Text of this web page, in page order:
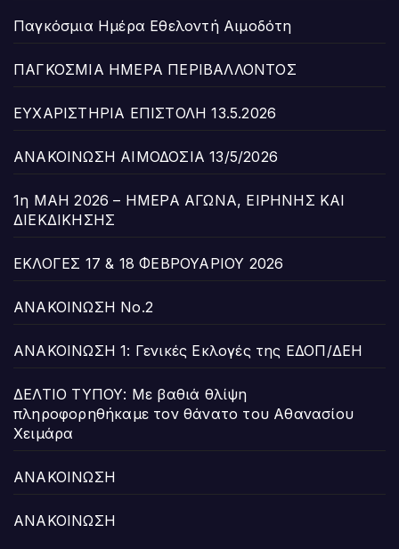
Παγκόσμια Ημέρα Εθελοντή Αιμοδότη
ΠΑΓΚΟΣΜΙΑ ΗΜΕΡΑ ΠΕΡΙΒΑΛΛΟΝΤΟΣ
ΕΥΧΑΡΙΣΤΗΡΙΑ ΕΠΙΣΤΟΛΗ 13.5.2026
ΑΝΑΚΟΙΝΩΣΗ ΑΙΜΟΔΟΣΙΑ 13/5/2026
1η ΜΑΗ 2026 – ΗΜΕΡΑ ΑΓΩΝΑ, ΕΙΡΗΝΗΣ ΚΑΙ
ΔΙΕΚΔΙΚΗΣΗΣ
ΕΚΛΟΓΕΣ 17 & 18 ΦΕΒΡΟΥΑΡΙΟΥ 2026
ΑΝΑΚΟΙΝΩΣΗ Νο.2
ΑΝΑΚΟΙΝΩΣΗ 1: Γενικές Εκλογές της ΕΔΟΠ/ΔΕΗ
ΔΕΛΤΙΟ ΤΥΠΟΥ: Με βαθιά θλίψη
πληροφορηθήκαμε τον θάνατο του Αθανασίου
Χειμάρα
ΑΝΑΚΟΙΝΩΣΗ
ΑΝΑΚΟΙΝΩΣΗ